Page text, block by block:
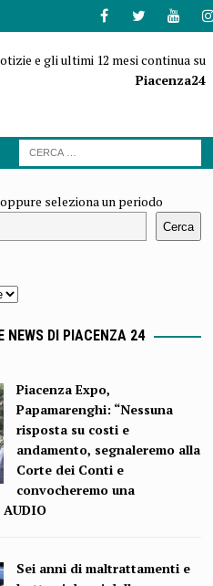
e gli ultimi 12 mesi continua su
Piacenza24
seleziona un periodo
Cerca
NEWS DI PIACENZA 24
Piacenza Expo,
Papamarenghi: “Nessuna
risposta su costi e
andamento, segnaleremo alla
Corte dei Conti e
convocheremo una
AUDIO
Sei anni di maltrattamenti e